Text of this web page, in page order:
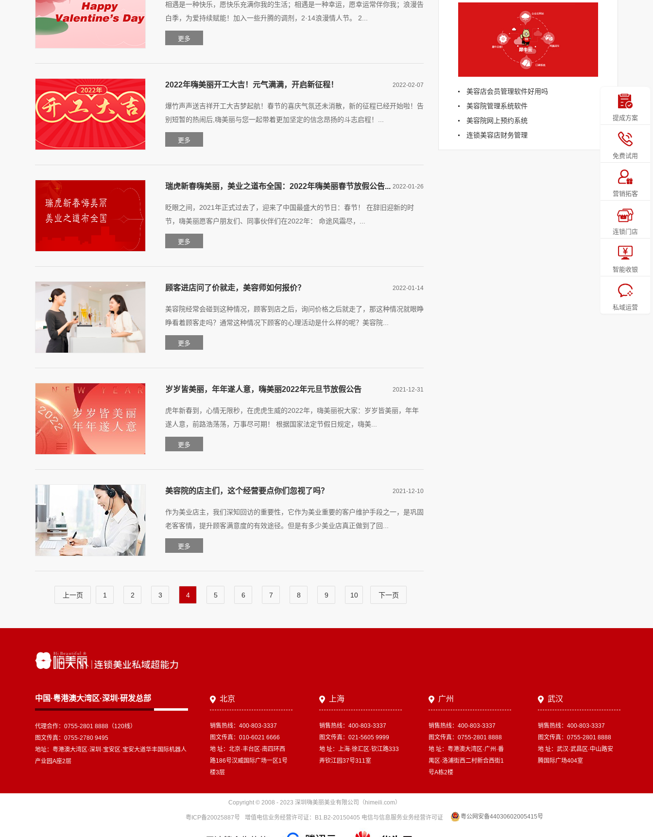
相遇是一种快乐，愿快乐充满你我的生活；相遇是一种幸运，愿幸运常伴你我；浪漫告
白季，为爱持续赋能！加入一些升腾的调剂，2·14浪漫情人节。 2...
2022年嗨美丽开工大吉！元气满满，开启新征程！
爆竹声声送吉祥开工大吉梦起航！春节的喜庆气氛还未消散，新的征程已经开始啦！告
别短暂的热闹后,嗨美丽与您一起带着更加坚定的信念昂扬的斗志启程！...
2022-02-07
瑞虎新春嗨美丽，美业之道布全国：2022年嗨美丽春节放假公告...
眨眼之间，2021年正式过去了，迎来了中国最盛大的节日：春节！ 在辞旧迎新的时
节，嗨美丽愿客户朋友们、同事伙伴们在2022年： 命途风霜尽，...
2022-01-26
顾客进店问了价就走，美容师如何报价？
美容院经常会碰到这种情况，顾客到店之后，询问价格之后就走了，那这种情况就眼睁
睁看着顾客走吗？通常这种情况下顾客的心理活动是什么样的呢？美容院...
2022-01-14
岁岁皆美丽，年年遂人意，嗨美丽2022年元旦节放假公告
虎年新春到，心情无限秒，在虎虎生威的2022年，嗨美丽祝大家：岁岁皆美丽，年年
遂人意，前路浩荡荡，万事尽可期！ 根据国家法定节假日规定，嗨美...
2021-12-31
美容院的店主们，这个经营要点你们忽视了吗？
作为美业店主，我们深知回访的重要性，它作为美业重要的客户维护手段之一，是巩固
老客客情，提升顾客满意度的有效途径。但是有多少美业店真正做到了回...
2021-12-10
上一页 1 2 3 4 5 6 7 8 9 10 下一页
美容店会员管理软件好用吗
美容院管理系统软件
美容院网上预约系统
连锁美容店财务管理
中国·粤港澳大湾区·深圳·研发总部
代理合作：0755-2801 8888（120线）
图文传真：0755-2780 9495
地址：粤港澳大湾区·深圳·宝安区·宝安大道华丰国际机器人
产业园A座2层
北京
销售热线：400-803-3337
图文传真：010-6021 6666
地 址：北京·丰台区·南四环西
路186号汉威国际广场一区1号
楼3层
上海
销售热线：400-803-3337
图文传真：021-5605 9999
地 址：上海·徐汇区·钦江路333
弄钦江园37号311室
广州
销售热线：400-803-3337
图文传真：0755-2801 8888
地 址：粤港澳大湾区·广州·番
禺区·洛浦街西二村新合西街1
号A栋2楼
武汉
销售热线：400-803-3337
图文传真：0755-2801 8888
地 址：武汉·武昌区·中山路安
腾国际广场404室
Copyright © 2008 - 2023 深圳嗨美丽美业有限公司（himeili.com）
粤ICP备20025887号 增值电信业务经营许可证：B1.B2-20150405 电信与信息服务业务经营许可证 粤公网安备44030602005415号
提成方案
免费试用
营销拓客
连锁门店
智能收银
私域运营